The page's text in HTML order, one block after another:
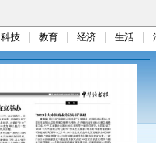
科技 教育 经济 生活